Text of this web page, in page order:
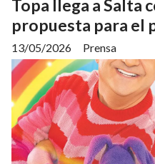
Topa llega a Salta
propuesta para el
Prensa
13/05/2026